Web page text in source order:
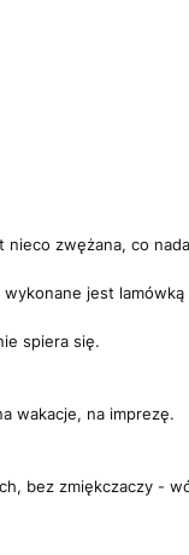
nieco zwężana, co
jest
spiera się.
wakacje, na imprezę.
bez zmiękczaczy -